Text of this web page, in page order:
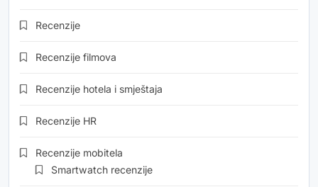
Recenzije
Recenzije filmova
Recenzije hotela i smještaja
Recenzije HR
Recenzije mobitela
Smartwatch recenzije